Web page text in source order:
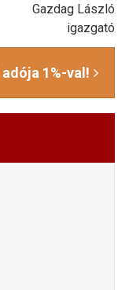
Gazdag László
igazgató
1%-val!